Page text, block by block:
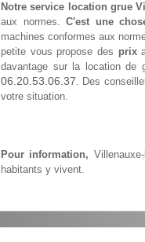
Notre service location grue
aux normes.C'est une
machines conformes aux
petite vous propose des prix
davantage sur la location de
06.20.53.06.37. Des
votre situation.
Pour information,
habitants y vivent.